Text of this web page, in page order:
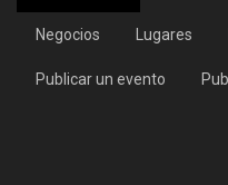
Negocios Lugares
Publicar un evento